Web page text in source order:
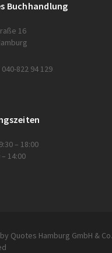
Buchhandlung
16
822 94 129
– 18:00
– 14:00
Quotes Hamburg GmbH &